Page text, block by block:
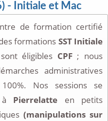
- Initiale et Mac
de formation certifié
formations SST Initiale
éligibles CPF; nous
administratives
Nos sessions se
à Pierrelatte en petits
(manipulations sur